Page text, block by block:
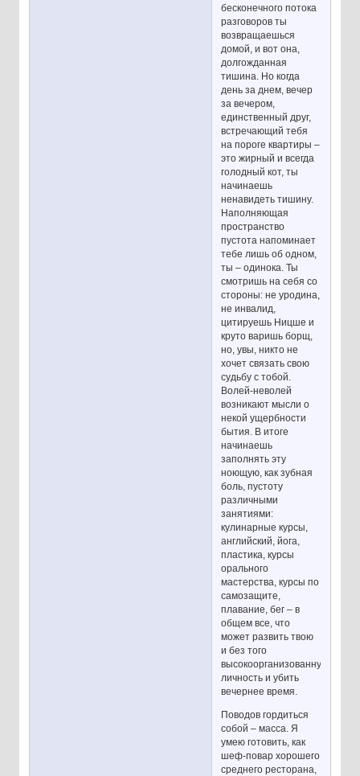
бесконечного потока
разговоров ты
возвращаешься
домой, и вот она,
долгожданная
тишина. Но когда
день за днем, вечер
за вечером,
единственный друг,
встречающий тебя
на пороге квартиры –
это жирный и всегда
голодный кот, ты
начинаешь
ненавидеть тишину.
Наполняющая
пространство
пустота напоминает
тебе лишь об одном,
ты – одинока. Ты
смотришь на себя со
стороны: не уродина,
не инвалид,
цитируешь Ницше и
круто варишь борщ,
но, увы, никто не
хочет связать свою
судьбу с тобой.
Волей-неволей
возникают мысли о
некой ущербности
бытия. В итоге
начинаешь
заполнять эту
ноющую, как зубная
боль, пустоту
различными
занятиями:
кулинарные курсы,
английский, йога,
пластика, курсы
орального
мастерства, курсы по
самозащите,
плавание, бег – в
общем все, что
может развить твою
и без того
высокоорганизованную
личность и убить
вечернее время.
Поводов гордиться
собой – масса. Я
умею готовить, как
шеф-повар хорошего
среднего ресторана,